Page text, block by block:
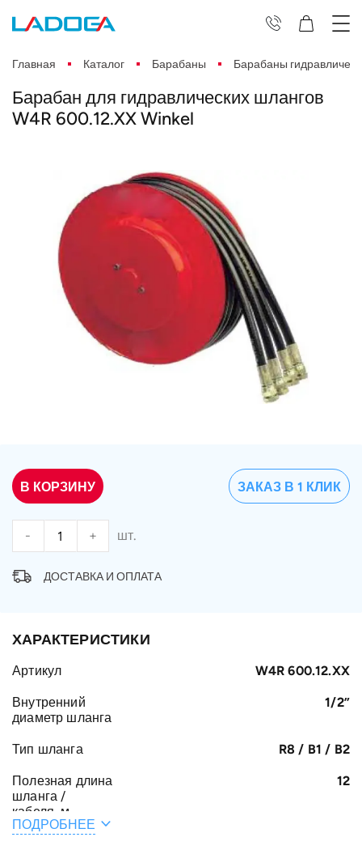
Главная Каталог Барабаны Барабаны
Барабан для гидравлических шлангов
W4R 600.12.XX Winkel
В КОРЗИНУ
- + шт.
ЗАКАЗ В 1 КЛИК
ДОСТАВКА И ОПЛАТА
ХАРАКТЕРИСТИКИ
Артикул W4R 600.12.XX
Внутренний
диаметр шланга
1/2”
Тип шланга R8 / B1 / B2
Полезная длина
шланга /
кабеля, м
12
ПОДРОБНЕЕ